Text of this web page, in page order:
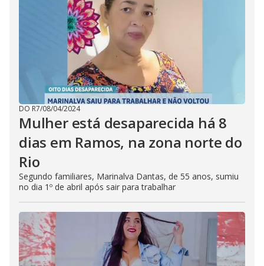
DO R7/08/04/2024
Mulher está desaparecida há 8
dias em Ramos, na zona norte do
Rio
Segundo familiares, Marinalva Dantas, de 55 anos, sumiu
no dia 1º de abril após sair para trabalhar